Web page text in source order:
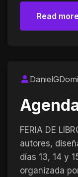
Read more
FERIA DE
autores,
días 13, 14 y
organizada